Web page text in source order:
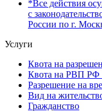
*Все действия
с
России по г.
Услуги
Квота на
Квота на РВП РФ
Разрешение на
Вид на
Гражданство